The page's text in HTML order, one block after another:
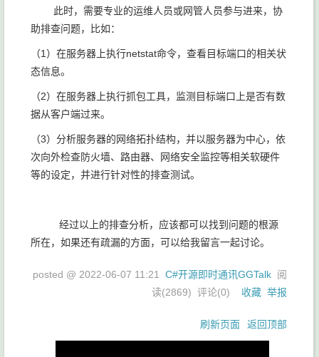
此时，需要专业的运维人员或网管人员参与进来，协
助排查问题，比如：
（1）在服务器上执行netstat命令，查看目标端口的相关状
态信息。
（2）在服务器上执行抓包工具，监测目标端口上是否有数
据从客户端过来。
（3）分析服务器的网络拓扑结构，并以服务器为中心，依
次向外检查防火墙、路由器、网络安全监控等相关软硬件
等的设定，并进行针对性的排查测试。
经过以上的排查分析，应该都可以找到问题的根源
所在，如果还有疏漏的方面，可以给我留言一起讨论。
posted @ 2022-06-07 11:21 C#开源即时通讯GGTalk 阅
读(2869) 评论(0) 收藏 举报
刷新页面 返回顶部